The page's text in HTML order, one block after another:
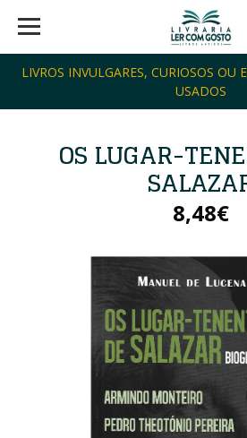
LIVROS INVULGARES, CURIOSOS OU
USADOS
OS LUGAR-
8,48€